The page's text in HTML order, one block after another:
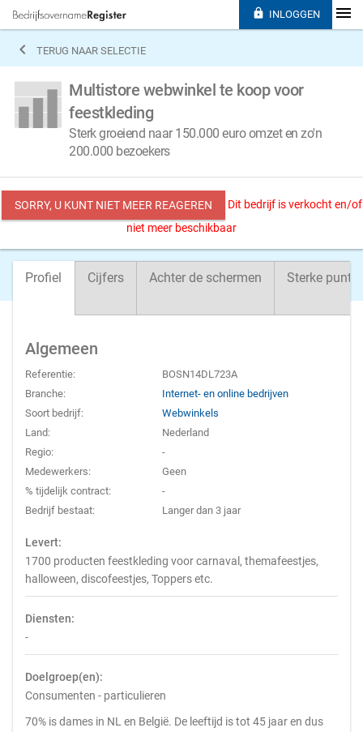
 TERUG NAAR SELECTIE
Multistore webwinkel te koop voor
feestkleding
Sterk groeiend naar 150.000 euro omzet en zo'n
200.000 bezoekers
SORRY, U KUNT NIET MEER REAGEREN
Dit bedrijf is verkocht en/of
niet meer beschikbaar
Profiel Cijfers Achter de schermen Sterke
Algemeen
Referentie:
BOSN14DL723A
Branche:
Internet- en online bedrijven
Soort bedrijf:
Webwinkels
Land:
Nederland
Regio:
-
Medewerkers:
Geen
% tijdelijk contract:
-
Bedrijf bestaat:
Langer dan 3 jaar
Levert:
1700 producten feestkleding voor carnaval, themafeestjes,
halloween, discofeestjes, Toppers etc.
Diensten:
-
Doelgroep(en):
Consumenten - particulieren
70% is dames in NL en België. De leeftijd is tot 45 jaar en dus
 INLOGGEN